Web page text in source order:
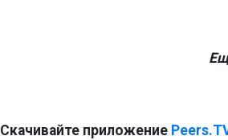
Скачивайте приложение